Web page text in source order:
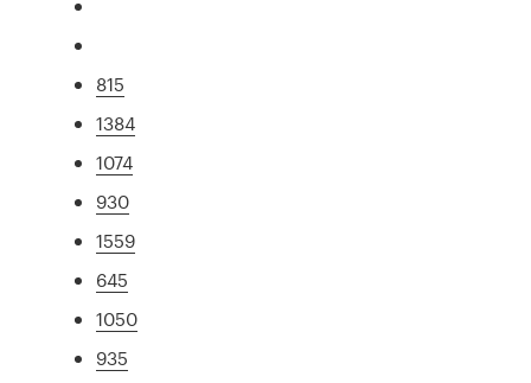
815
1384
1074
930
1559
645
1050
935